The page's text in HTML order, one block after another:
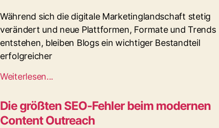
Während sich die digitale Marketinglandschaft stetig
verändert und neue Plattformen, Formate und Trends
entstehen, bleiben Blogs ein wichtiger Bestandteil
erfolgreicher
Weiterlesen...
Die größten SEO-Fehler beim modernen
Content Outreach